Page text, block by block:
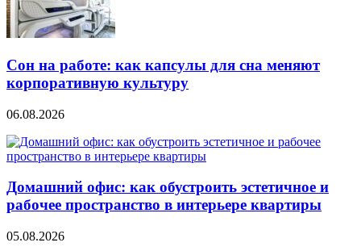
Сон на работе: как капсулы для сна меняют
корпоративную культуру
06.08.2026
Домашний офис: как обустроить эстетичное и
рабочее пространство в интерьере квартиры
05.08.2026